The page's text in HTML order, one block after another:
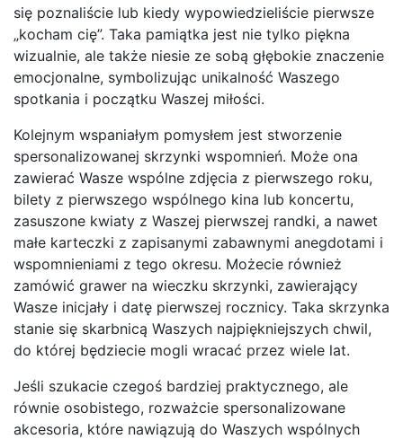
się poznaliście lub kiedy wypowiedzieliście pierwsze
„kocham cię”. Taka pamiątka jest nie tylko piękna
wizualnie, ale także niesie ze sobą głębokie znaczenie
emocjonalne, symbolizując unikalność Waszego
spotkania i początku Waszej miłości.
Kolejnym wspaniałym pomysłem jest stworzenie
spersonalizowanej skrzynki wspomnień. Może ona
zawierać Wasze wspólne zdjęcia z pierwszego roku,
bilety z pierwszego wspólnego kina lub koncertu,
zasuszone kwiaty z Waszej pierwszej randki, a nawet
małe karteczki z zapisanymi zabawnymi anegdotami i
wspomnieniami z tego okresu. Możecie również
zamówić grawer na wieczku skrzynki, zawierający
Wasze inicjały i datę pierwszej rocznicy. Taka skrzynka
stanie się skarbnicą Waszych najpiękniejszych chwil,
do której będziecie mogli wracać przez wiele lat.
Jeśli szukacie czegoś bardziej praktycznego, ale
równie osobistego, rozważcie spersonalizowane
akcesoria, które nawiązują do Waszych wspólnych